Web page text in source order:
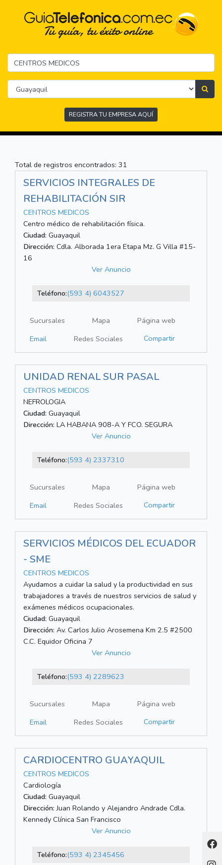
REGISTRA TU EMPRESA AQUÍ
Total de registros encontrados: 31
SERVICIOS INTEGRALES DE
REHABILITACIÓN SIR
CENTROS MEDICOS
Centro médico de rehabilitación física.
Ciudad: Guayaquil
Dirección: Cdla. Alborada 1era Etapa Mz. G Villa #15-
16
Ver Anuncio
Teléfono:(593 4) 6043527
Sucursales Mapa
Página web
Email
Redes Sociales Compartir
UNIDAD RENAL SUR PASAL
CENTROS MEDICOS
NEFROLOGIA
Ciudad: Guayaquil
Dirección: LA HABANA 908-A Y FCO. SEGURA
Ver Anuncio
Teléfono:(593 4) 2337310
Sucursales Mapa
Página web
Email
Redes Sociales Compartir
SERVICIOS MÉDICOS DEL ECUADOR
- SME
CENTROS MEDICOS
Ayudamos a cuidar la salud y la productividad en sus
trabajadores a través de nuestros servicios de salud y
exámenes médicos ocupacionales.
Ciudad: Guayaquil
Dirección: Av. Carlos Julio Arosemena Km 2.5 #2500
C.C. Equidor Oficina 7
Ver Anuncio
Teléfono:(593 4) 2289623
Sucursales Mapa
Página web
Email
Redes Sociales Compartir
CARDIOCENTRO GUAYAQUIL
CENTROS MEDICOS
Cardiología
Ciudad: Guayaquil
Dirección: Juan Rolando y Alejandro Andrade Cdla.
Kennedy Clínica San Francisco
Ver Anuncio
Teléfono:(593 4) 2345456